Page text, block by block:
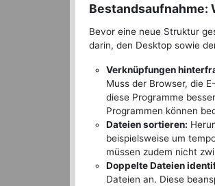
Bestandsaufnahme:
Bevor eine neue Struktur
darin, den Desktop sowie
Verknüpfungen
Muss der Browser, die
diese Programme
Programmen können
Dateien sortieren:
beispielsweise um
müssen zudem nicht
Doppelte Dateien
Dateien an. Diese